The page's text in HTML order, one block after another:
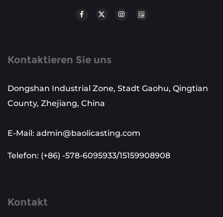
Kontaktieren Sie uns
Dongshan Industrial Zone, Stadt Gaohu, Qingtian
County, Zhejiang, China
E-Mail: admin@baolicasting.com
Telefon: (+86) -578-6095933/15159908908
Kontakt